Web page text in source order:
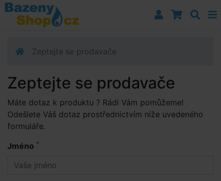
Přejít k navigaci
Přejít na obsah
Přejít k postrannímu sloupci
Zeptejte se prodavače
Zeptejte se prodavače
Máte dotaz k produktu ? Rádi Vám pomůžeme!
Odešlete Váš dotaz prostřednictvím níže uvedeného
formuláře.
Jméno *